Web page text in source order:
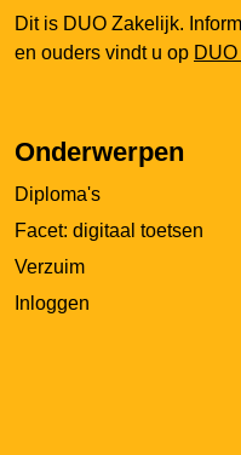
Dit is DUO Zakelijk.
en ouders vindt u op Link
nieuw
Onderwerpen
Diploma's
Facet: digitaal toetsen
Verzuim
Inloggen